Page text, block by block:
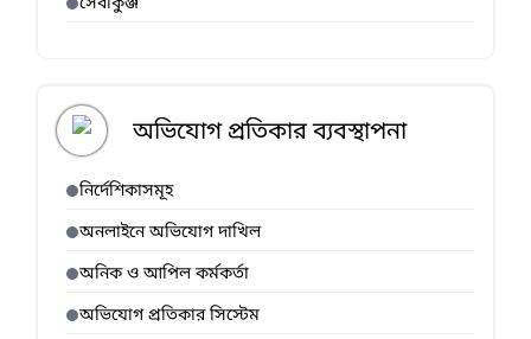
অভিযোগ প্রতিকার ব্যবস্থাপনা
নির্দেশিকাসমূহ
অনলাইনে অভিযোগ দাখিল
অনিক ও আপিল কর্মকর্তা
অভিযোগ প্রতিকার সিস্টেম